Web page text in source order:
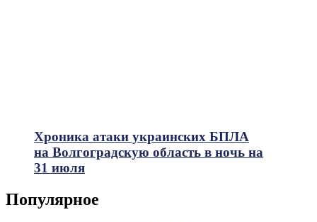
Хроника атаки украинских БПЛА
на Волгоградскую область в ночь на
31 июля
Популярное